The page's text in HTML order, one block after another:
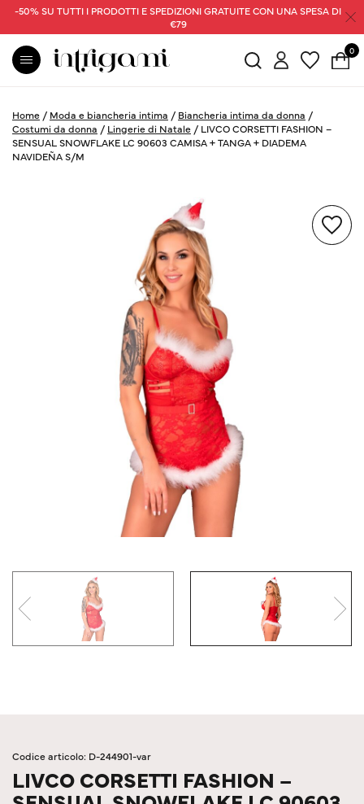
-50% SU TUTTI I PRODOTTI E SPEDIZIONI GRATUITE CON UNA SPESA DI
€79
0
Home / Moda e biancheria intima / Biancheria intima da donna /
Costumi da donna / Lingerie di Natale / LIVCO CORSETTI FASHION –
SENSUAL SNOWFLAKE LC 90603 CAMISA + TANGA + DIADEMA
NAVIDEÑA S/M
Codice articolo: D-244901-var
LIVCO CORSETTI FASHION –